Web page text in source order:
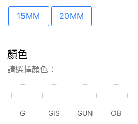
15MM 20MM
顏色
請選擇顏色：
G GIS GUN OB